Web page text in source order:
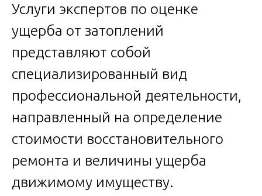
Услуги экспертов по оценке
ущерба от затоплений
представляют собой
специализированный вид
профессиональной деятельности,
направленный на определение
стоимости восстановительного
ремонта и величины ущерба
движимому имуществу.